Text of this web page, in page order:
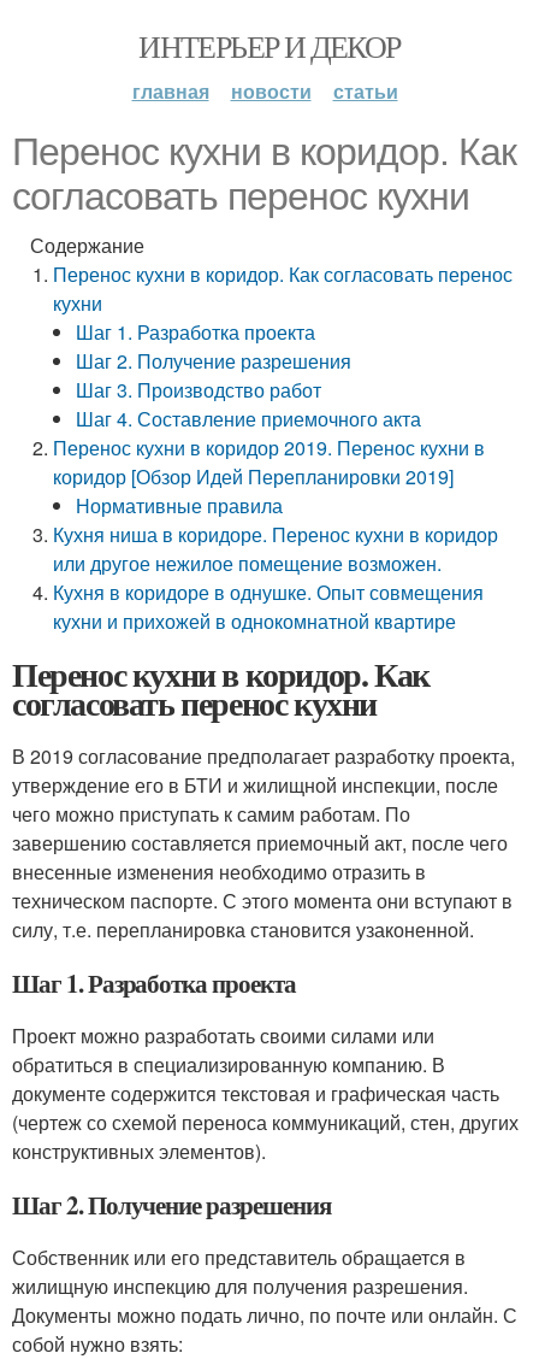
ИНТЕРЬЕР И ДЕКОР
главная новости статьи
Перенос кухни в коридор. Как
согласовать перенос кухни
Содержание
Перенос кухни в коридор. Как согласовать перенос
кухни
Шаг 1. Разработка проекта
Шаг 2. Получение разрешения
Шаг 3. Производство работ
Шаг 4. Составление приемочного акта
Перенос кухни в коридор 2019. Перенос кухни в
коридор [Обзор Идей Перепланировки 2019]
Нормативные правила
Кухня ниша в коридоре. Перенос кухни в коридор
или другое нежилое помещение возможен.
Кухня в коридоре в однушке. Опыт совмещения
кухни и прихожей в однокомнатной квартире
Перенос кухни в коридор. Как
согласовать перенос кухни
В 2019 согласование предполагает разработку проекта,
утверждение его в БТИ и жилищной инспекции, после
чего можно приступать к самим работам. По
завершению составляется приемочный акт, после чего
внесенные изменения необходимо отразить в
техническом паспорте. С этого момента они вступают в
силу, т.е. перепланировка становится узаконенной.
Шаг 1. Разработка проекта
Проект можно разработать своими силами или
обратиться в специализированную компанию. В
документе содержится текстовая и графическая часть
(чертеж со схемой переноса коммуникаций, стен, других
конструктивных элементов).
Шаг 2. Получение разрешения
Собственник или его представитель обращается в
жилищную инспекцию для получения разрешения.
Документы можно подать лично, по почте или онлайн. С
собой нужно взять: